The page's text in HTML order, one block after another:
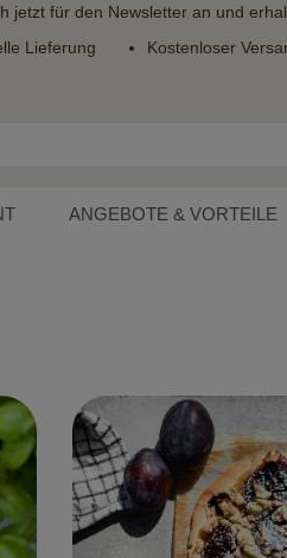
jetzt für den Newsletteran und
Lieferung Kostenloser
ANGEBOTE & VORTEILE